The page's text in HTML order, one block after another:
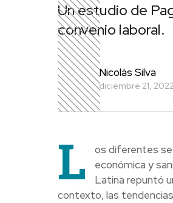
Un estudio de
convenio laboral.
Nicolás Silva
diciembre 21, 2022
L
os diferentes
económica y
Latina repuntó
contexto, las